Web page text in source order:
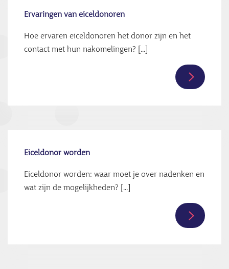
Ervaringen van eiceldonoren
Hoe ervaren eiceldonoren het donor zijn en het
contact met hun nakomelingen? [...]
Lees
Eiceldonor worden
Eiceldonor worden: waar moet je over nadenken en
wat zijn de mogelijkheden? [...]
Lees